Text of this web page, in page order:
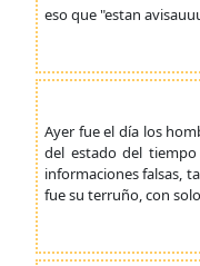
eso que "estan
Ayer fue el día los
del estado del
informaciones falsas,
fue su terruño, con